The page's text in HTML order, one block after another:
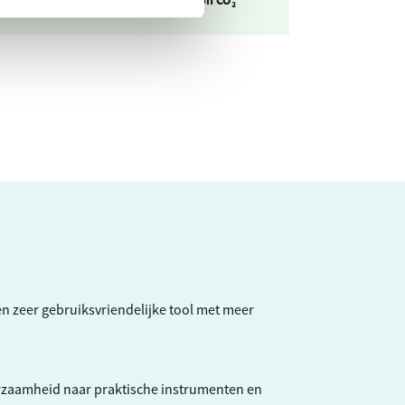
zeer gebruiksvriendelijke tool met meer
naar praktische instrumenten en